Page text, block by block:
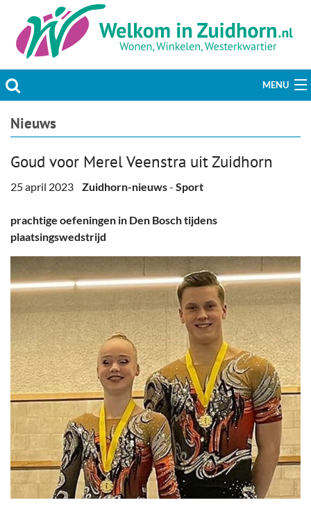
MENU
Actueel
Welzijn & Maatschappij
Bedrijven
Plaats bericht
Nieuws
Goud voor Merel Veenstra uit Zuidhorn
25 april 2023 Zuidhorn-nieuws- Sport
prachtige oefeningen in Den Bosch tijdens
plaatsingswedstrijd